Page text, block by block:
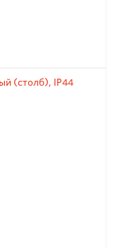
(столб), IP44